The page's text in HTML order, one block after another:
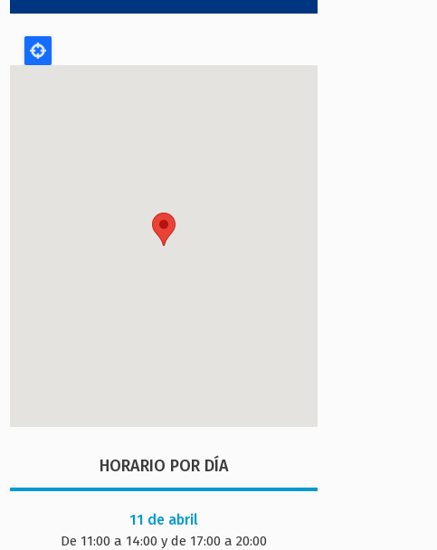
HORARIO POR DÍA
11 de abril
De 11:00 a 14:00 y de 17:00 a 20:00